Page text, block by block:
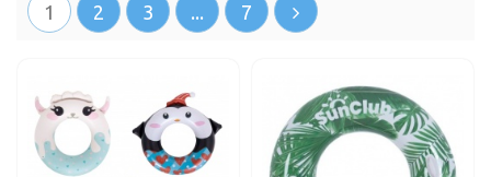
1 2 3 ... 7